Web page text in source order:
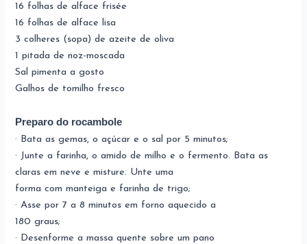
16 folhas de alface frisée
16 folhas de alface lisa
3 colheres (sopa) de azeite de oliva
1 pitada de noz-moscada
Sal pimenta a gosto
Galhos de tomilho fresco
Preparo do rocambole
· Bata as gemas, o açúcar e o sal por 5 minutos;
· Junte a farinha, o amido de milho e o fermento. Bata as
claras em neve e misture. Unte uma
forma com manteiga e farinha de trigo;
· Asse por 7 a 8 minutos em forno aquecido a
180 graus;
· Desenforme a massa quente sobre um pano